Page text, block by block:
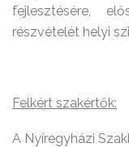
fejlesztésére,
részvételét helyi
Felkért szakértők:
A Nyíregyházi